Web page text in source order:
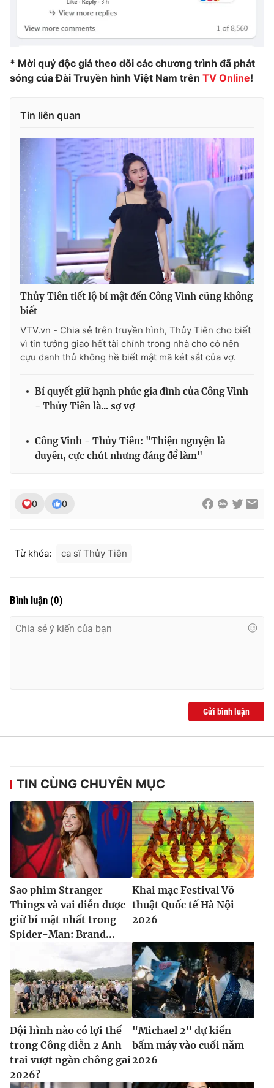
* Mời quý độc giả theo dõi các chương trình đã phát
sóng của Đài Truyền hình Việt Nam trên TV Online!
Tin liên quan
Thủy Tiên tiết lộ bí mật đến Công Vinh cũng không
biết
VTV.vn - Chia sẻ trên truyền hình, Thủy Tiên cho biết
vì tin tưởng giao hết tài chính trong nhà cho cô nên
cựu danh thủ không hề biết mật mã két sắt của vợ.
Bí quyết giữ hạnh phúc gia đình của Công Vinh
- Thủy Tiên là... sợ vợ
Công Vinh - Thủy Tiên: "Thiện nguyện là
duyên, cực chút nhưng đáng để làm"
0 0
Từ khóa: ca sĩ Thủy Tiên
Bình luận (0)
Gửi bình luận
TIN CÙNG CHUYÊN MỤC
Sao phim Stranger
Things và vai diễn được
giữ bí mật nhất trong
Spider-Man: Brand...
Khai mạc Festival Võ
thuật Quốc tế Hà Nội
2026
Đội hình nào có lợi thế
trong Công diễn 2 Anh
trai vượt ngàn chông gai
2026?
"Michael 2" dự kiến
bấm máy vào cuối năm
2026